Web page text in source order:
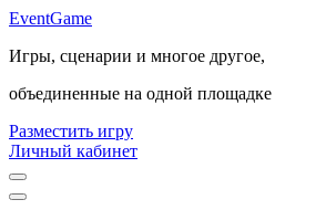
EventGame
Игры, сценарии и многое другое,
объединенные на одной площадке
Разместить игру
Личный кабинет